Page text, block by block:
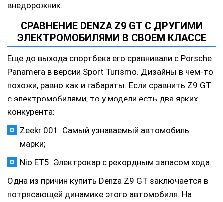
внедорожник.
СРАВНЕНИЕ DENZA Z9 GT С ДРУГИМИ
ЭЛЕКТРОМОБИЛЯМИ В СВОЕМ КЛАССЕ
Еще до выхода спортбека его сравнивали с Porsche
Panamera в версии Sport Turismo. Дизайны в чем-то
похожи, равно как и габариты. Если сравнить Z9 GT
с электромобилями, то у модели есть два ярких
конкурента:
Zeekr 001. Самый узнаваемый автомобиль
марки;
Nio ET5. Электрокар с рекордным запасом хода.
Одна из причин купить Denza Z9 GT заключается в
потрясающей динамике этого автомобиля. На